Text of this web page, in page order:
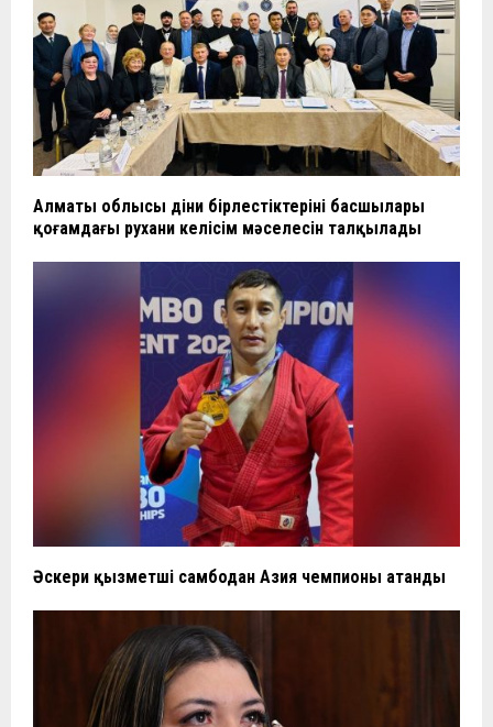
Алматы облысы діни бірлестіктерінің басшылары
қоғамдағы рухани келісім мәселесін талқылады
Әскери қызметші самбодан Азия чемпионы атанды